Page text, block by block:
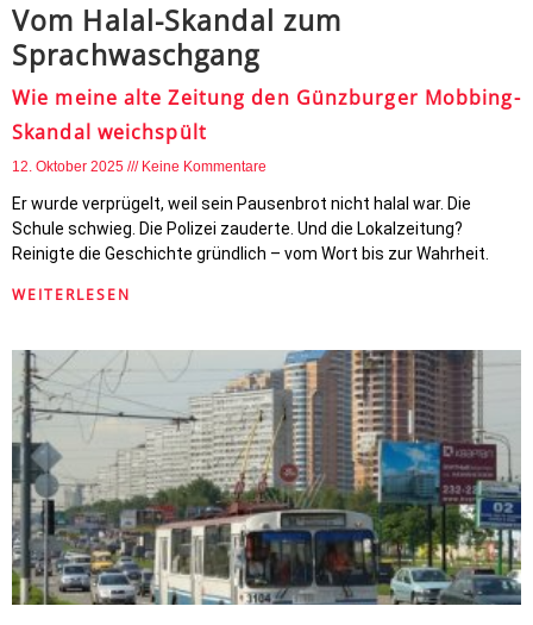
Vom Halal-Skandal zum
Sprachwaschgang
Wie meine alte Zeitung den Günzburger Mobbing-
Skandal weichspült
12. Oktober 2025 Keine Kommentare
Er wurde verprügelt, weil sein Pausenbrot nicht halal war. Die
Schule schwieg. Die Polizei zauderte. Und die Lokalzeitung?
Reinigte die Geschichte gründlich – vom Wort bis zur Wahrheit.
WEITERLESEN